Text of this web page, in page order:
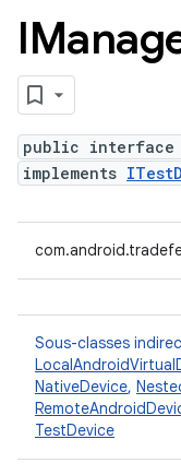
public interface
implements
Sous-classes
NativeDevice,
TestDevice